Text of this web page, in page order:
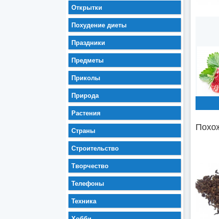
Открытки
Похудение диеты
Праздники
Предметы
Приколы
Природа
Растения
Страны
Строительство
Творчество
Телефоны
Техника